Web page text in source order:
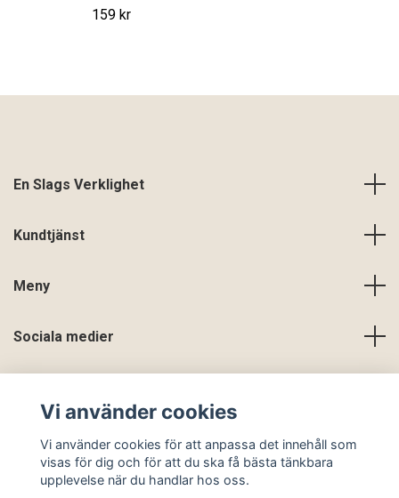
159 kr
En Slags Verklighet
Kundtjänst
Meny
Sociala medier
Vi använder cookies
Vi använder cookies för att anpassa det innehåll som
visas för dig och för att du ska få bästa tänkbara
upplevelse när du handlar hos oss.